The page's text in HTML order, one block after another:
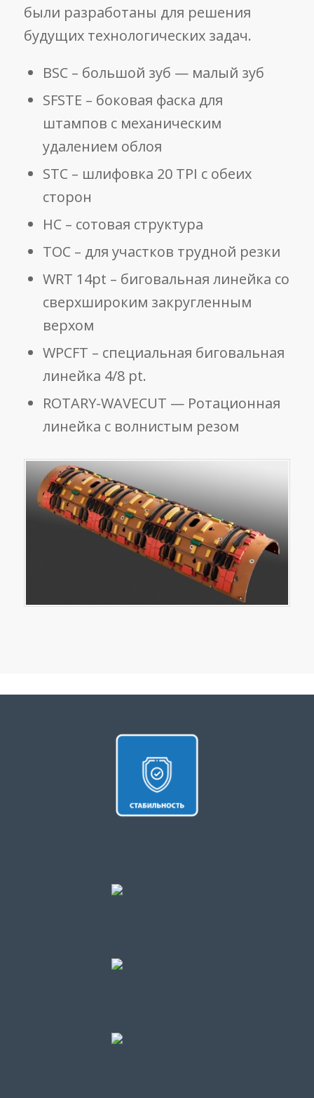
были разработаны для решения
будущих технологических задач.
BSC – большой зуб — малый зуб
SFSTE – боковая фаска для
штампов с механическим
удалением облоя
STC – шлифовка 20 TPI с обеих
сторон
HC – сотовая структура
TOC – для участков трудной резки
WRT 14pt – биговальная линейка со
сверхшироким закругленным
верхом
WPCFT – специальная биговальная
линейка 4/8 pt.
ROTARY-WAVECUT — Ротационная
линейка с волнистым резом